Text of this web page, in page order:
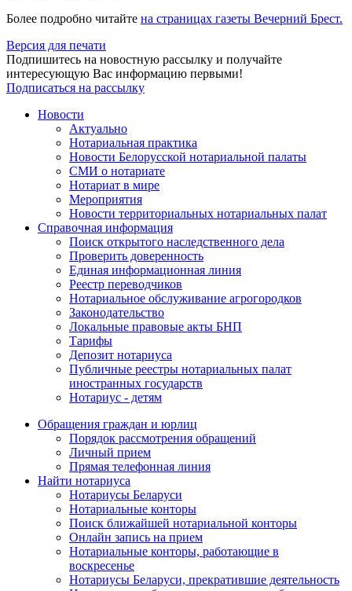
Более подробно читайте на страницах газеты Вечерний Брест.
Версия для печати
Подпишитесь на новостную рассылку и получайте
интересующую Вас информацию первыми!
Подписаться на рассылку
Новости
Актуально
Нотариальная практика
Новости Белорусской нотариальной палаты
СМИ о нотариате
Нотариат в мире
Мероприятия
Новости территориальных нотариальных палат
Справочная информация
Поиск открытого наследственного дела
Проверить доверенность
Единая информационная линия
Реестр переводчиков
Нотариальное обслуживание агрогородков
Законодательство
Локальные правовые акты БНП
Тарифы
Депозит нотариуса
Публичные реестры нотариальных палат
иностранных государств
Нотариус - детям
Обращения граждан и юрлиц
Порядок рассмотрения обращений
Личный прием
Прямая телефонная линия
Найти нотариуса
Нотариусы Беларуси
Нотариальные конторы
Поиск ближайшей нотариальной конторы
Онлайн запись на прием
Нотариальные конторы, работающие в
воскресенье
Нотариусы Беларуси, прекратившие деятельность